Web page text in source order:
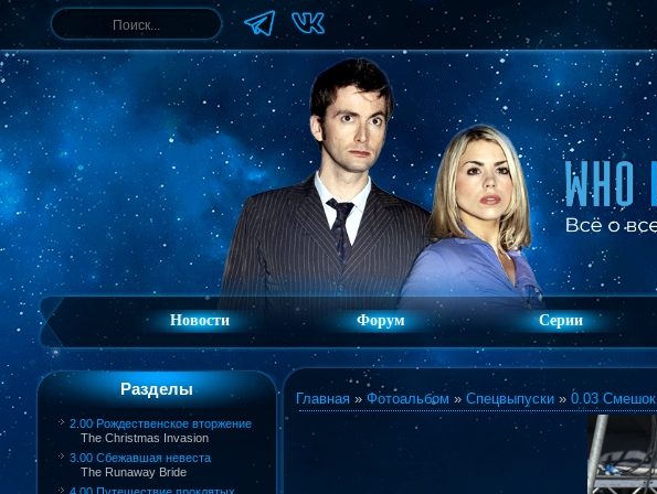
Новости Форум Серии
Разделы
2.00 Рождественское вторжение
The Christmas Invasion
3.00 Сбежавшая невеста
The Runaway Bride
Главная » Фотоальбом » Спецвыпуски » 0.03 Смешок